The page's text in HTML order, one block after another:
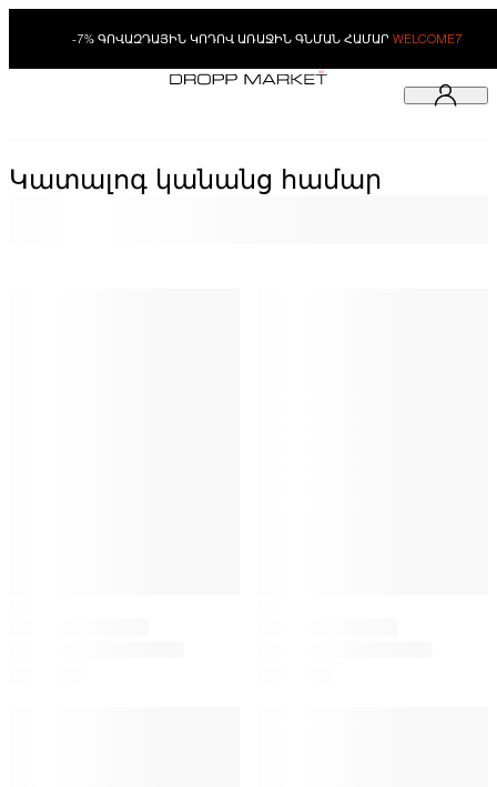
-7% ԳՈՎԱԶԴԱՅԻՆ ԿՈԴՈՎ ԱՌԱՋԻՆ ԳՆՄԱՆ ՀԱՄԱՐ WELCOME7
Կատալոգ կանանց համար